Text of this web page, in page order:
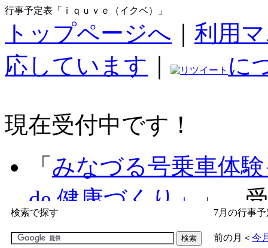
行事予定表「ｉｑｕｖｅ（イクベ）」
トップページへ
利用
応しています
に
現在受付中です！
「 みなづる号乗車体
de 健康づくり」
」 受
「子育て交流広場「
検索で探す 7月の行事
前の月 ＜ 今